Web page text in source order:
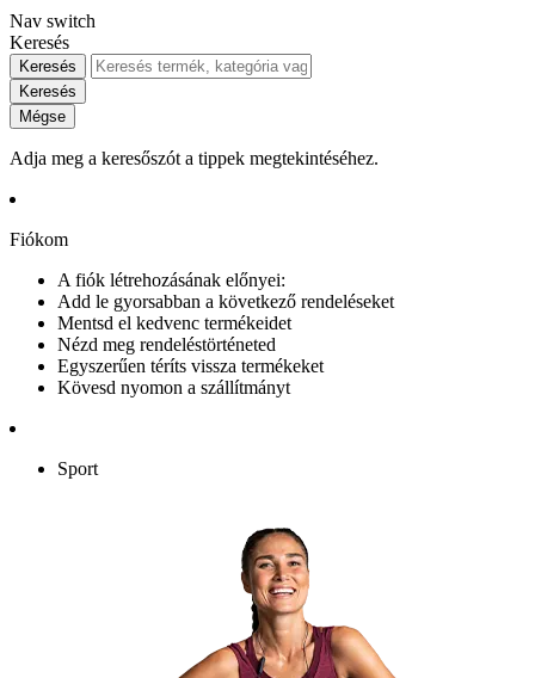
Nav switch
Keresés
Keresés
Keresés
Mégse
Adja meg a keresőszót a tippek megtekintéséhez.
Fiókom
A fiók létrehozásának előnyei:
Add le gyorsabban a következő rendeléseket
Mentsd el kedvenc termékeidet
Nézd meg rendeléstörténeted
Egyszerűen téríts vissza termékeket
Kövesd nyomon a szállítmányt
Sport